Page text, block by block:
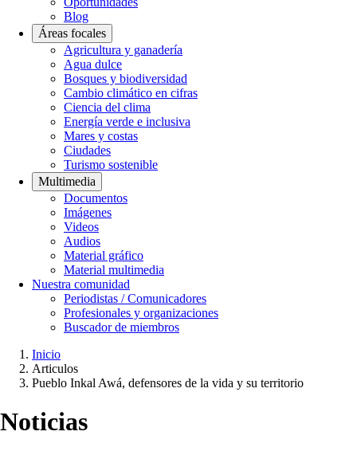
Blog
Áreas focales
Agricultura y ganadería
Agua dulce
Bosques y biodiversidad
Cambio climático en cifras
Ciencia del clima
Energía verde e inclusiva
Mares y costas
Ciudades
Turismo sostenible
Multimedia
Documentos
Imágenes
Videos
Audios
Material gráfico
Material multimedia
Nuestra comunidad
Periodistas / Comunicadores
Profesionales y organizaciones
Buscador de miembros
Ruta
navegación
Inicio
Articulos
Pueblo Inkal Awá, defensores de la vida y su territorio
Noticias